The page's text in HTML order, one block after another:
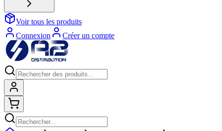
Voir tous les produits
Connexion
Créer un compte